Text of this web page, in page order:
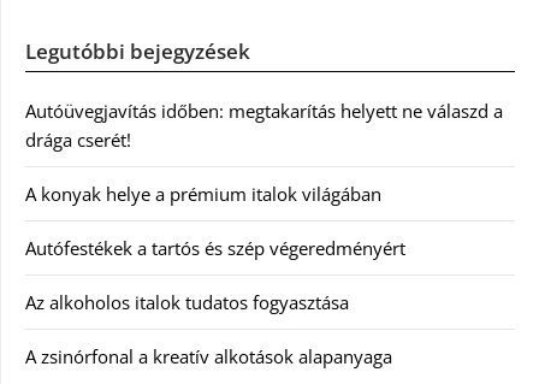
Legutóbbi bejegyzések
Autóüvegjavítás időben: megtakarítás helyett ne válaszd a
drága cserét!
A konyak helye a prémium italok világában
Autófestékek a tartós és szép végeredményért
Az alkoholos italok tudatos fogyasztása
A zsinórfonal a kreatív alkotások alapanyaga